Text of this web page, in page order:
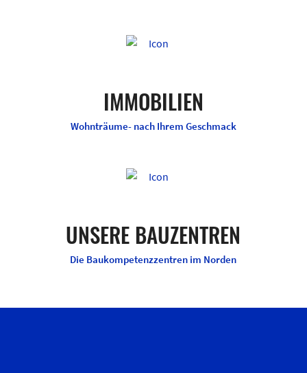
IMMOBILIEN
Wohnträume- nach Ihrem Geschmack
UNSERE BAUZENTREN
Die Baukompetenzzentren im Norden